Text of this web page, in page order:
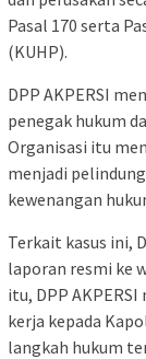
Pasal 170 serta
(KUHP).
DPP AKPERSI
penegak hukum
Organisasi itu
menjadi
kewenangan
Terkait kasus ini,
laporan resmi ke
itu, DPP
kerja kepada
langkah hukum